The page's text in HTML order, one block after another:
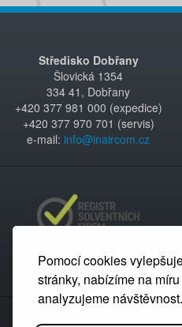
Pomocí cookies
stránky, nabízíme na
analyzujeme návštěvnost.
Středisko Dobřany
Šlovická 1354
334 41, Dobřany
+420 377 981 000 (expedice)
+420 377 970 701 (servis)
e-mail: info@inaircom.cz